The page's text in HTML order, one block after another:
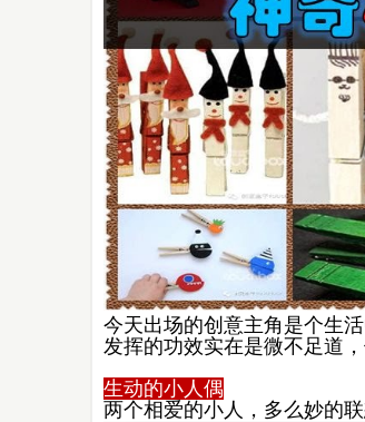
今天出场的创意主角是个生
发挥的功效实在是微不足道
生动的小人偶
两个相爱的小人，多么妙的联